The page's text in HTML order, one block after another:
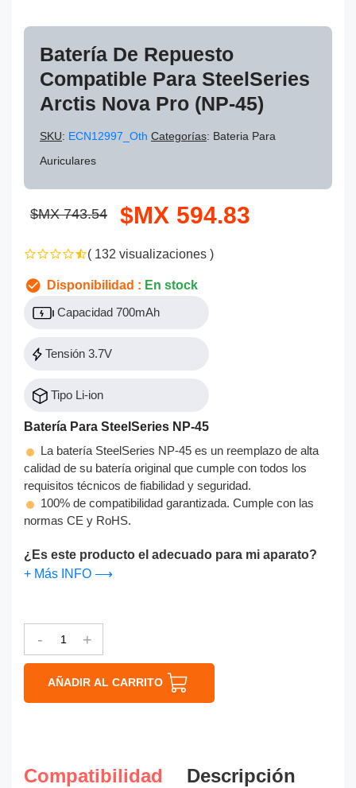
Batería De Repuesto
Compatible Para SteelSeries
Arctis Nova Pro (NP-45)
SKU: ECN12997_Oth Categorías: Bateria Para
Auriculares
$MX 743.54 $MX 594.83
( 132 visualizaciones )
Disponibilidad : En stock
Capacidad 700mAh
Tensión 3.7V
Tipo Li-ion
Batería Para SteelSeries NP-45
La batería SteelSeries NP-45 es un reemplazo de alta
calidad de su batería original que cumple con todos los
requisitos técnicos de fiabilidad y seguridad.
100% de compatibilidad garantizada. Cumple con las
normas CE y RoHS.
¿Es este producto el adecuado para mi aparato?
+ Más INFO ⟶
- +
AÑADIR AL CARRITO
Compatibilidad
Descripción